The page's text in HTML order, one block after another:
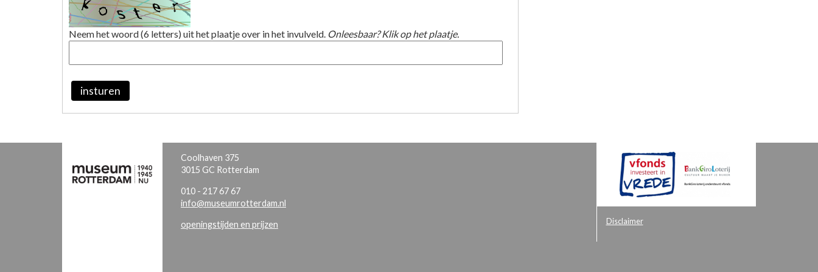
Neem het woord (6 letters) uit het plaatje over in het invulveld. Onleesbaar? Klik op het plaatje.
insturen
Coolhaven 375
3015 GC Rotterdam
010 - 217 67 67
info@museumrotterdam.nl
openingstijden en prijzen Disclaimer